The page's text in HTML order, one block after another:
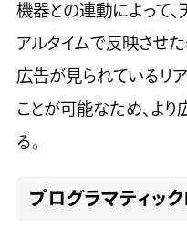
機器との連動によって
アルタイムで反映させ
広告が見られているリ
ことが可能なため、よ
る。
プログラマティッ